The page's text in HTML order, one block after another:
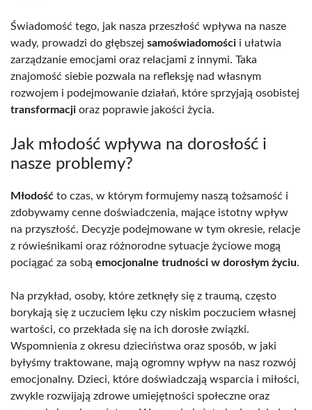
Świadomość tego, jak nasza przeszłość wpływa na nasze
wady, prowadzi do głębszej samoświadomości i ułatwia
zarządzanie emocjami oraz relacjami z innymi. Taka
znajomość siebie pozwala na refleksję nad własnym
rozwojem i podejmowanie działań, które sprzyjają osobistej
transformacji oraz poprawie jakości życia.
Jak młodość wpływa na dorosłość i
nasze problemy?
Młodość to czas, w którym formujemy naszą tożsamość i
zdobywamy cenne doświadczenia, mające istotny wpływ
na przyszłość. Decyzje podejmowane w tym okresie, relacje
z rówieśnikami oraz różnorodne sytuacje życiowe mogą
pociągać za sobą emocjonalne trudności w dorosłym życiu.
Na przykład, osoby, które zetknęły się z traumą, często
borykają się z uczuciem lęku czy niskim poczuciem własnej
wartości, co przekłada się na ich dorosłe związki.
Wspomnienia z okresu dzieciństwa oraz sposób, w jaki
byłyśmy traktowane, mają ogromny wpływ na nasz rozwój
emocjonalny. Dzieci, które doświadczają wsparcia i miłości,
zwykle rozwijają zdrowe umiejętności społeczne oraz